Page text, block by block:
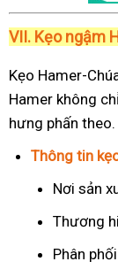
VII. Kẹo ngậm
Kẹo Hamer-
Hamer không
hưng phấn theo.
Thông tin
Nơi sản
Thương
Phân